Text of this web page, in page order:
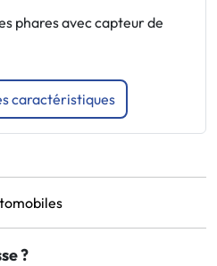
phares avec capteur de
caractéristiques
?